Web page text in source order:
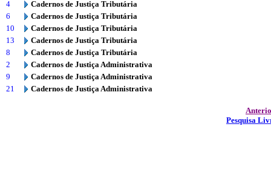
4
Cadernos de Justiça Tributária
6
Cadernos de Justiça Tributária
10
Cadernos de Justiça Tributária
13
Cadernos de Justiça Tributária
8
Cadernos de Justiça Tributária
2
Cadernos de Justiça Administrativa
9
Cadernos de Justiça Administrativa
21
Cadernos de Justiça Administrativa
Pesquisa